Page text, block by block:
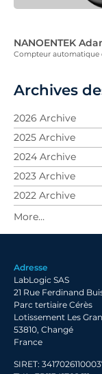
NANOENTEK
Compteur automatique
Archives
2026 Archive
2025 Archive
2024 Archive
2023 Archive
2022 Archive
2021 Archive
2020 Archive
2018 Archive
2017 Archive
Adresse
LabLogic SAS
21 Rue Ferdinand
Parc tertiaire Cérès
Lotissement Les
53810, Changé
France
SIRET: